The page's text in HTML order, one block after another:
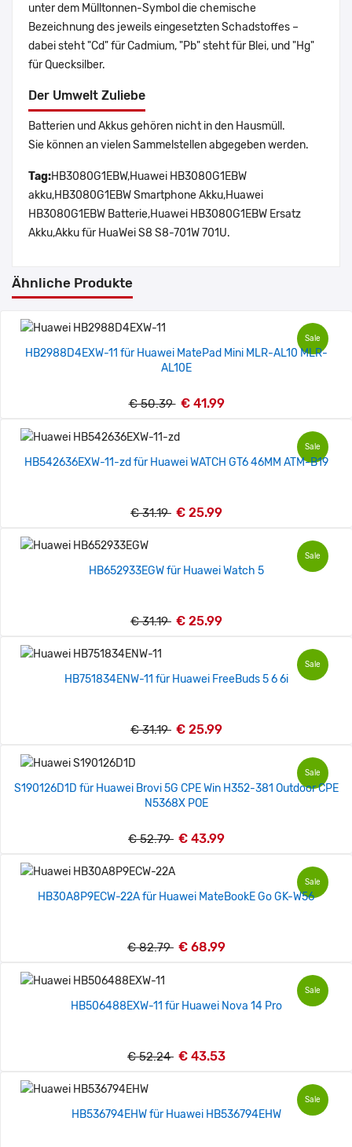
unter dem Mülltonnen-Symbol die chemische
Bezeichnung des jeweils eingesetzten Schadstoffes –
dabei steht "Cd" für Cadmium, "Pb" steht für Blei, und "Hg"
für Quecksilber.
Der Umwelt Zuliebe
Batterien und Akkus gehören nicht in den Hausmüll.
Sie können an vielen Sammelstellen abgegeben werden.
Tag:HB3080G1EBW,Huawei HB3080G1EBW
akku,HB3080G1EBW Smartphone Akku,Huawei
HB3080G1EBW Batterie,Huawei HB3080G1EBW Ersatz
Akku,Akku für HuaWei S8 S8-701W 701U.
Ähnliche Produkte
Sale
HB2988D4EXW-11 für Huawei MatePad Mini MLR-AL10 MLR-
AL10E
€ 50.39 € 41.99
Sale
HB542636EXW-11-zd für Huawei WATCH GT6 46MM ATM-B19
€ 31.19 € 25.99
Sale
HB652933EGW für Huawei Watch 5
€ 31.19 € 25.99
Sale
HB751834ENW-11 für Huawei FreeBuds 5 6 6i
€ 31.19 € 25.99
Sale
S190126D1D für Huawei Brovi 5G CPE Win H352-381 Outdoor CPE
N5368X POE
€ 52.79 € 43.99
Sale
HB30A8P9ECW-22A für Huawei MateBookE Go GK-W56
€ 82.79 € 68.99
Sale
HB506488EXW-11 für Huawei Nova 14 Pro
€ 52.24 € 43.53
Sale
HB536794EHW für Huawei HB536794EHW